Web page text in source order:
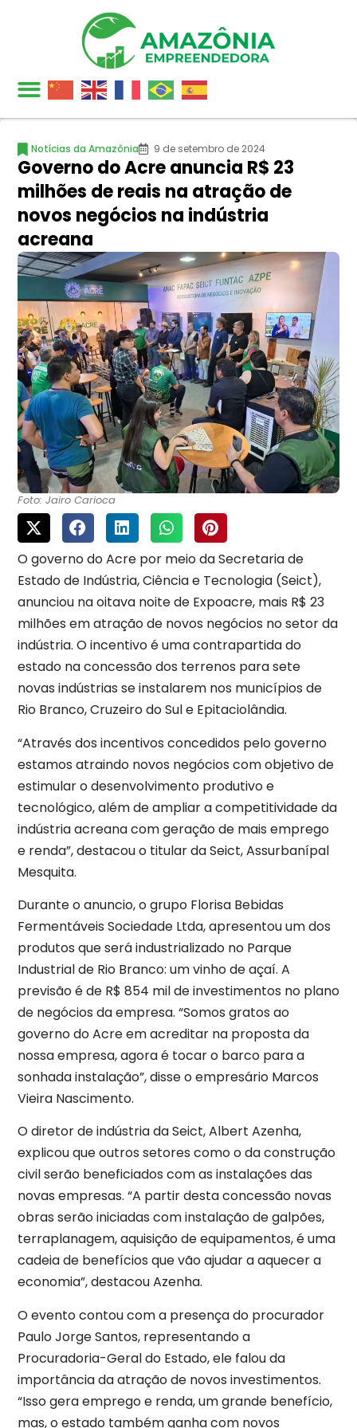
Notícias da Amazônia 9 de setembro de 2024
Governo do Acre anuncia R$ 23
milhões de reais na atração de
novos negócios na indústria
acreana
Foto: Jairo Carioca
O governo do Acre por meio da Secretaria de
Estado de Indústria, Ciência e Tecnologia (Seict),
anunciou na oitava noite de Expoacre, mais R$ 23
milhões em atração de novos negócios no setor da
indústria. O incentivo é uma contrapartida do
estado na concessão dos terrenos para sete
novas indústrias se instalarem nos municípios de
Rio Branco, Cruzeiro do Sul e Epitaciolândia.
“Através dos incentivos concedidos pelo governo
estamos atraindo novos negócios com objetivo de
estimular o desenvolvimento produtivo e
tecnológico, além de ampliar a competitividade da
indústria acreana com geração de mais emprego
e renda”, destacou o titular da Seict, Assurbanípal
Mesquita.
Durante o anuncio, o grupo Florisa Bebidas
Fermentáveis Sociedade Ltda, apresentou um dos
produtos que será industrializado no Parque
Industrial de Rio Branco: um vinho de açaí. A
previsão é de R$ 854 mil de investimentos no plano
de negócios da empresa. “Somos gratos ao
governo do Acre em acreditar na proposta da
nossa empresa, agora é tocar o barco para a
sonhada instalação”, disse o empresário Marcos
Vieira Nascimento.
O diretor de indústria da Seict, Albert Azenha,
explicou que outros setores como o da construção
civil serão beneficiados com as instalações das
novas empresas. “A partir desta concessão novas
obras serão iniciadas com instalação de galpões,
terraplanagem, aquisição de equipamentos, é uma
cadeia de benefícios que vão ajudar a aquecer a
economia”, destacou Azenha.
O evento contou com a presença do procurador
Paulo Jorge Santos, representando a
Procuradoria-Geral do Estado, ele falou da
importância da atração de novos investimentos.
“Isso gera emprego e renda, um grande benefício,
mas, o estado também ganha com novos